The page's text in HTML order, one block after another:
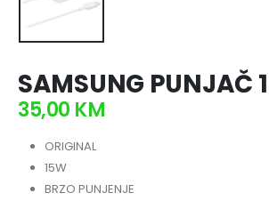
SAMSUNG PUNJAČ
35,00 KM
ORIGINAL
15W
BRZO PUNJENJE